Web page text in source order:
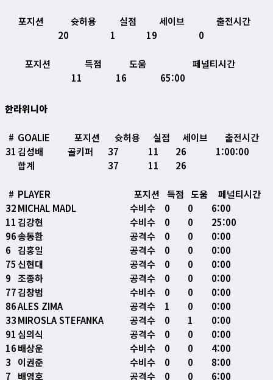
포지션 슛허용 실점 세이브
출전시간
20
1 19 0
포지션 득점 도움
페널티시간
11
16 65:00
한라위니아
# GOALIE 포지션 슛허용 실점 세이브
출전시간
31 김성배 골키퍼 37 11 26
1:00:00
합계
37 11 26
# PLAYER 포지션 득점 도움
페널티시간
32MICHAL MADL 수비수 0 0
6:00
11 김강현 수비수 0 0
25:00
96송동환 공격수 0 0
0:00
6
김홍일 공격수 0 0
0:00
75 신현대 공격수 0 0
0:00
9 조종하 공격수 0 0
0:00
77김창범 수비수 0 0
0:00
86ALES ZIMA 공격수 1 0
0:00
33MIROSLA STEFANKA 공격수 0 1
0:00
91심의식 공격수 0 0
0:00
16배상운 수비수 0 0
4:00
3
이권준 수비수 0 0
8:00
7
배영호 공격수 0 0 6:00